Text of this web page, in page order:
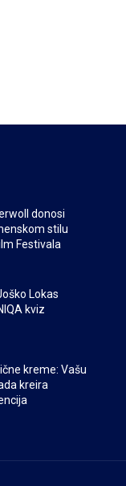
donosi
stilu
Festivala
Lokas
kviz
kreme: Vašu
kreira